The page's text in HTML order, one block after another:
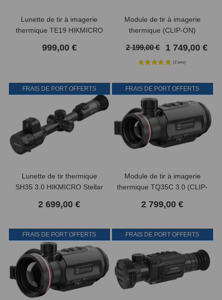
Lunette de tir à imagerie
thermique TE19 HIKMICRO
999,00 €
Module de tir à imagerie
thermique (CLIP-ON)
HIKMICRO
2 199,00 € 1 749,00 €
FRAIS DE PORT OFFERTS
Lunette de tir thermique
SH35 3.0 HIKMICRO Stellar
2 699,00 €
FRAIS DE PORT OFFERTS
Module de tir à imagerie
thermique TQ35C 3.0 (CLIP-
2 799,00 €
FRAIS DE PORT OFFERTS FRAIS DE PORT OFFERTS